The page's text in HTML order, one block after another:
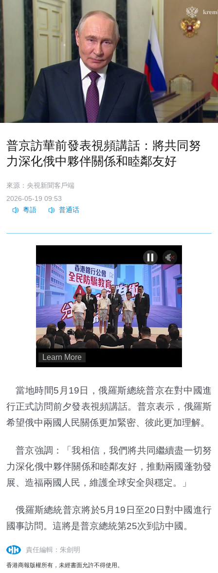
普京訪華前發表視頻講話：將共同努
力深化俄中夥伴關係和睦鄰友好
來源：央視新聞客戶端
2026-05-19 09:53
當地時間5月19日，俄羅斯總統普京在對中國進
行正式訪問前夕發表視頻講話。普京表示，俄羅斯
希望俄中兩國人民關係更加緊密、彼此更加理解。
普京強調：「我相信，我們將共同繼續盡一切努
力深化俄中夥伴關係和睦鄰友好，推動兩國蓬勃發
展、造福兩國人民，維護全球安全與穩定。」
俄羅斯總統普京將於5月19日至20日對中國進行
國事訪問。這將是普京總統第25次到訪中國。
責任編輯：朱劍明
香港商報版權所有，未經書面允許不得使用。